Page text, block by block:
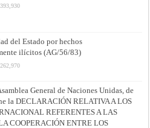
393,930
del Estado por hechos
ilícitos (AG/56/83)
262,970
General de Naciones Unidas, de
la DECLARACIÓN RELATIVA A LOS
REFERENTES A LAS
COOPERACIÓN ENTRE LOS